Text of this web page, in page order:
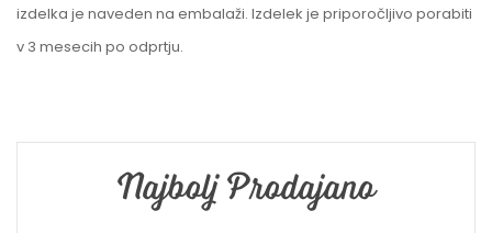
izdelka je naveden na embalaži. Izdelek je priporočljivo porabiti
v 3 mesecih po odprtju.
Najbolj Prodajano